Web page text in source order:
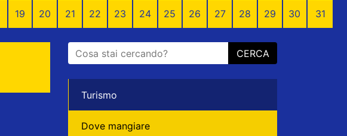
19 20 21 22 23 24 25 26 27 28 29 30 31
CERCA
Turismo
Dove mangiare